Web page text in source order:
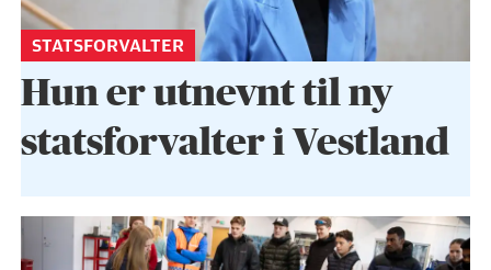
STATSFORVALTER
Hun er utnevnt til ny
statsforvalter i Vestland